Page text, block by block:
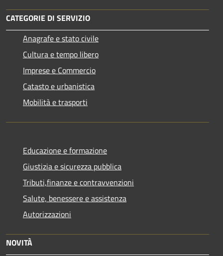
CATEGORIE DI SERVIZIO
Anagrafe e stato civile
Cultura e tempo libero
Imprese e Commercio
Catasto e urbanistica
Mobilità e trasporti
Educazione e formazione
Giustizia e sicurezza pubblica
Tributi,finanze e contravvenzioni
Salute, benessere e assistenza
Autorizzazioni
NOVITÀ